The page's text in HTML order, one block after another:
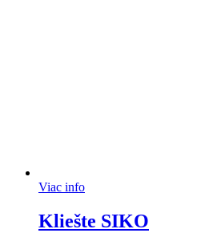
Viac info
Kliešte SIKO